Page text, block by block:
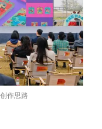
作思路